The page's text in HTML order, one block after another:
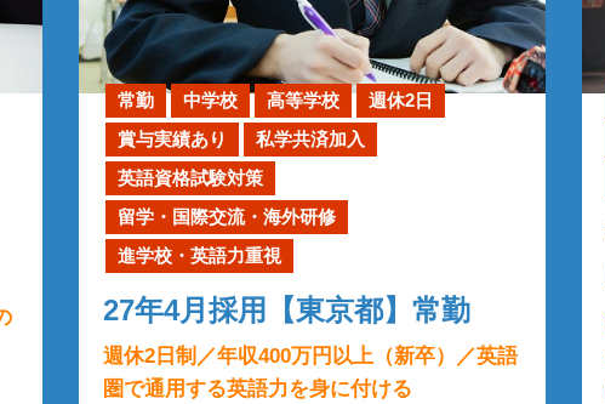
常勤 中学校 高等学校
週休2日
賞与実績あり
私学共済加入
英語資格試験対策
留学・国際交流・海外研修
進学校・英語力重視
27年4月採用【東京都】常勤
週休2日制／年収400万円以上（新卒）／英語
圏で通用する英語力を身に付ける